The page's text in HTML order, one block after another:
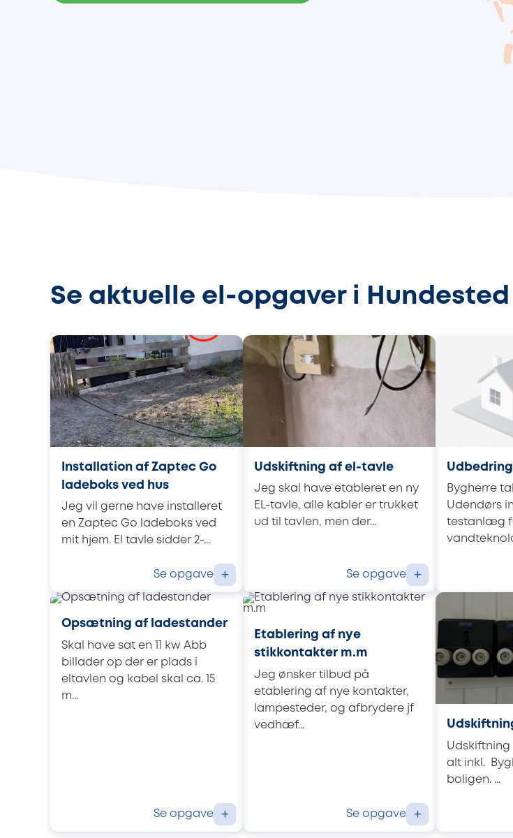
Se aktuelle el-opgaver i Hundested
Installation af Zaptec Go
ladeboks ved hus
Jeg vil gerne have installeret
en Zaptec Go ladeboks ved
mit hjem. El tavle sidder 2-...
Se opgave +
Udskiftning af el-tavle
Jeg skal have etableret en ny
EL-tavle, alle kabler er trukket
ud til tavlen, men der...
Se opgave +
Bygherre
Udendørs
testanlæg
Opsætning af ladestander
Skal have sat en 11 kw Abb
billader op der er plads i
eltavlen og kabel skal ca. 15
m...
Se opgave +
Etablering af nye
stikkontakter m.m
Jeg ønsker tilbud på
etablering af nye kontakter,
lampesteder, og afbrydere jf
vedhæf...
Se opgave +
alt inkl.
boligen. ...